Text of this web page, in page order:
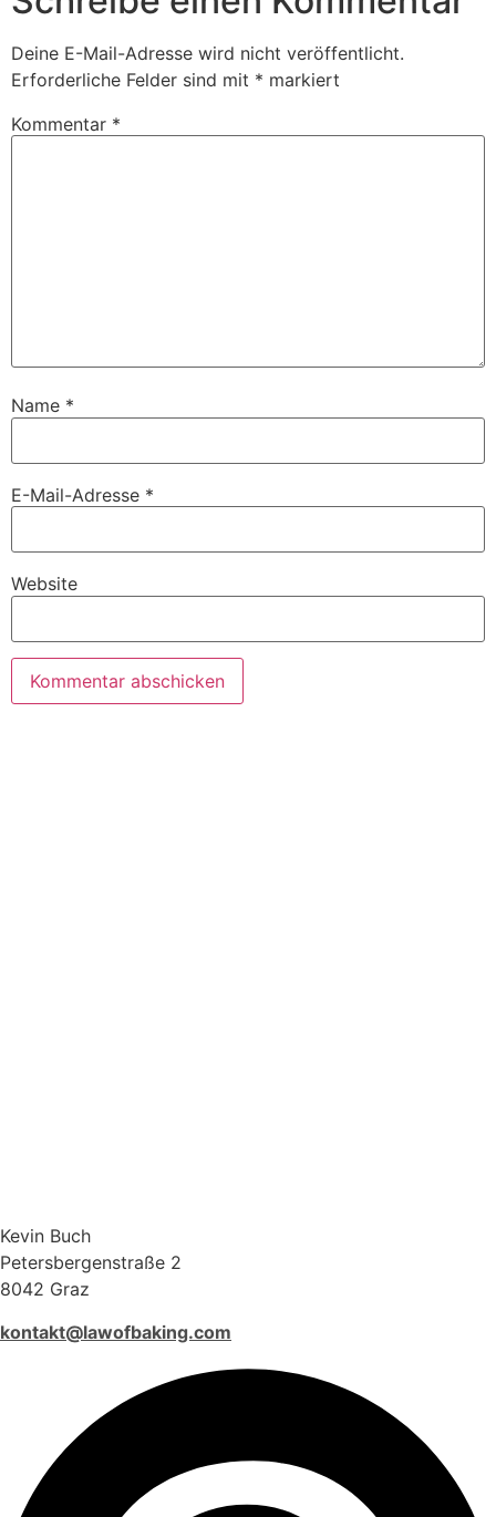
Deine E-Mail-Adresse wird nicht veröffentlicht.
Erforderliche Felder sind mit * markiert
Kommentar *
Name *
E-Mail-Adresse *
Website
Kevin Buch
Petersbergenstraße 2
8042 Graz
kontakt@lawofbaking.com